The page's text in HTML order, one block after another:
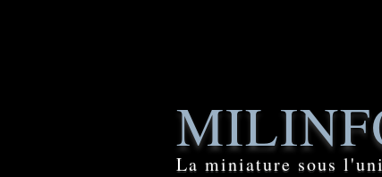
La miniature sous